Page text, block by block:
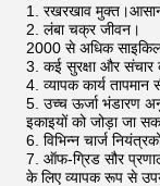
1. रखरखाव मुक्त।आसान
2. लंबा चक्र जीवन।
2000 से अधिक
3. कई सुरक्षा और संचार
4. व्यापक कार्य तापमान
5. उच्च ऊर्जा भंडारण
इकाइयों को जोड़ा जा
6. विभिन्न चार्ज
7. ऑफ-ग्रिड सौर
के लिए व्यापक रूप से